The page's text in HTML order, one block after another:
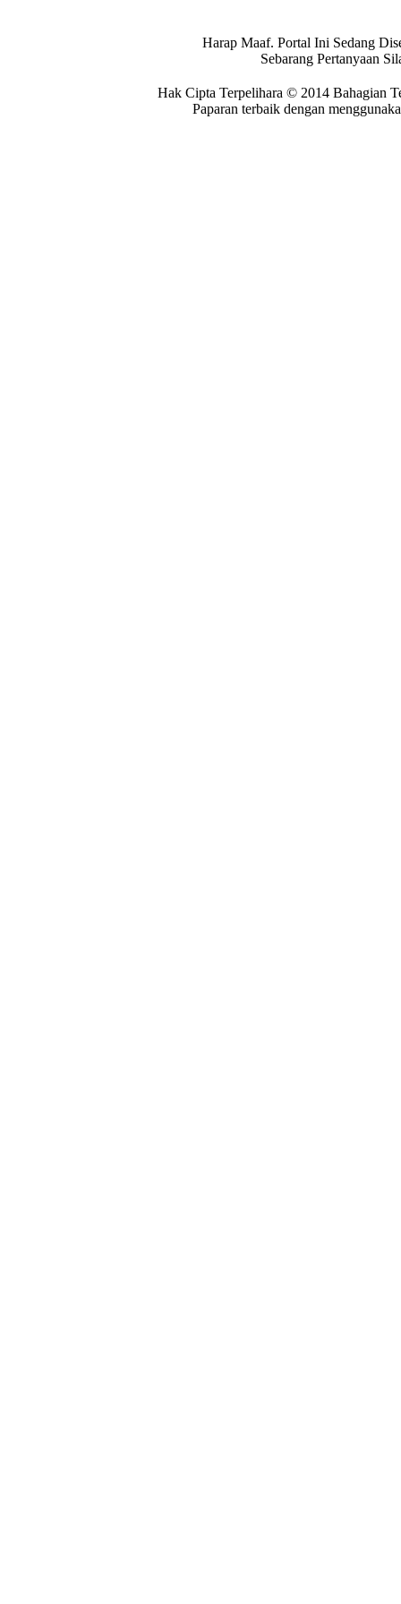
Harap Maaf. Portal Ini Sedang
Sebarang Pertanyaan
Hak Cipta Terpelihara © 2014 Bahagian
Paparan terbaik dengan